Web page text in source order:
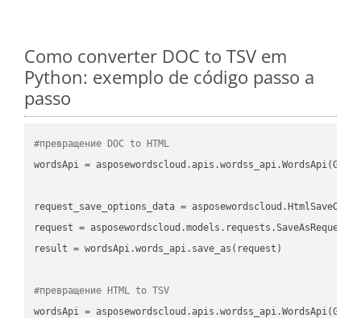
Como converter DOC to TSV em
Python: exemplo de código passo a
passo
#превращение DOC to HTML
wordsApi =
request_save_options_data =
request
result = wordsApi.words_api.save_as(request)
#превращение HTML to TSV
wordsApi =